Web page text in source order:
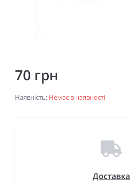
70 грн
Наявність: Немає в наявності
Доставка